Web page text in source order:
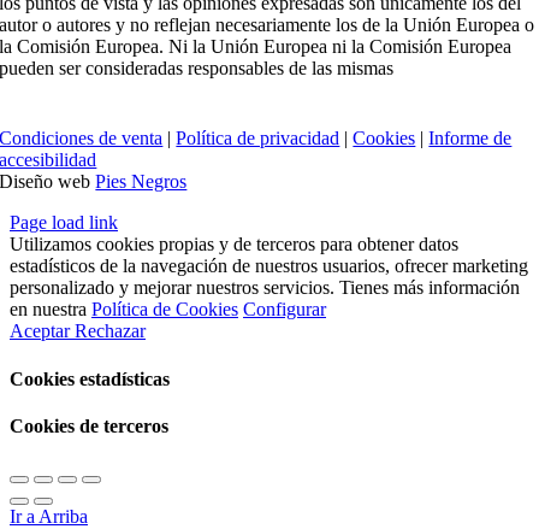
autor o autores y no reflejan necesariamente los de la Unión Europea o
la Comisión Europea. Ni la Unión Europea ni la Comisión Europea
pueden ser consideradas responsables de las mismas
Condiciones de venta |Política de privacidad |Cookies |Informe de
accesibilidad
Diseño webPies Negros
Page load link
Utilizamos cookies propias y de terceros para obtener datos
estadísticos de la navegación de nuestros usuarios, ofrecer marketing
personalizado y mejorar nuestros servicios. Tienes más información
en nuestra Política de Cookies Configurar
AceptarRechazar
Cookies estadísticas
Cookies de terceros
Ir a Arriba